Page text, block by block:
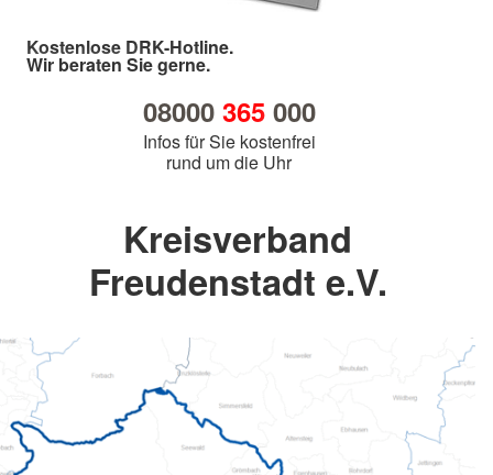
Kostenlose DRK-Hotline.
Wir beraten Sie gerne.
08000 365000
Infos für Sie kostenfrei
rund um die Uhr
Kreisverband
Freudenstadt e.V.